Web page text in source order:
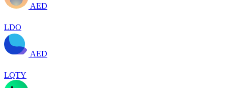
AED
LDO
AED
LQTY